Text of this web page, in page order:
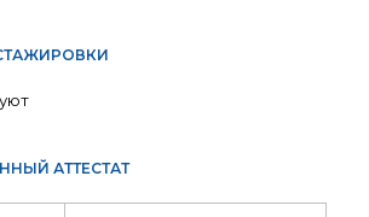
АТТЕСТАТ